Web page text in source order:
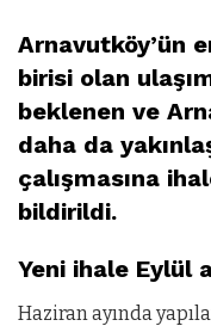
Arnavutköy’ün
birisi olan
beklenen ve
daha da
çalışmasına
bildirildi.
Yeni ihale Eylül
Haziran ayında